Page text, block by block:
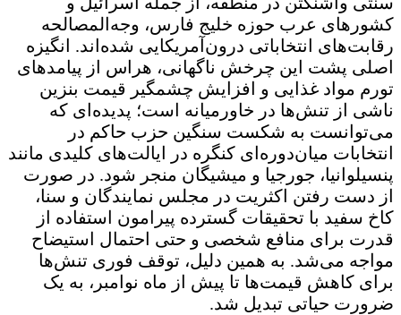
کشورهای عرب حوزه خلیج فارس، وجه‌المصالحه
رقابت‌های انتخاباتی درون‌آمریکایی شده‌اند. انگیزه
اصلی پشت این چرخش ناگهانی، هراس از پیامدهای
تورم مواد غذایی و افزایش چشمگیر قیمت بنزین
ناشی از تنش‌ها در خاورمیانه است؛ پدیده‌ای که
می‌توانست به شکست سنگین حزب حاکم در
انتخابات میان‌دوره‌ای کنگره در ایالت‌های کلیدی مانند
پنسیلوانیا، جورجیا و میشیگان منجر شود. در صورت
از دست رفتن اکثریت در مجلس نمایندگان و سنا،
کاخ سفید با تحقیقات گسترده پیرامون استفاده از
قدرت برای منافع شخصی و حتی احتمال استیضاح
مواجه می‌شد. به همین دلیل، توقف فوری تنش‌ها
برای کاهش قیمت‌ها تا پیش از ماه نوامبر، به یک
ضرورت حیاتی تبدیل شد.